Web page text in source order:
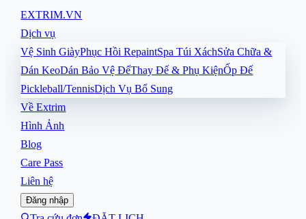
EXTRIM.VN
Dịch vụ
Vệ Sinh GiàyPhục Hồi RepaintSpa Túi XáchSửa Chữa &
Dán KeoDán Bảo Vệ ĐếThay Đế & Phụ KiệnỐp Đế
Pickleball/TennisDịch Vụ Bổ Sung
Về Extrim
Hình Ảnh
Blog
Care Pass
Liên hệ
Đăng nhập